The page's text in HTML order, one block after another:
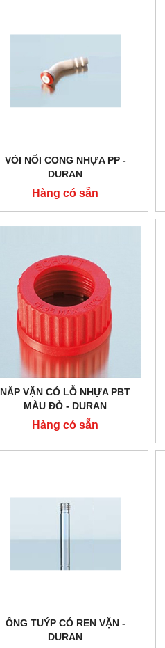
VÒI NỐI CONG NHỰA PP -
DURAN
Hàng có sẵn
NẮP VẶN CÓ LỖ NHỰA PBT
MÀU ĐỎ - DURAN
Hàng có sẵn
ỐNG TUÝP CÓ REN VẶN -
DURAN